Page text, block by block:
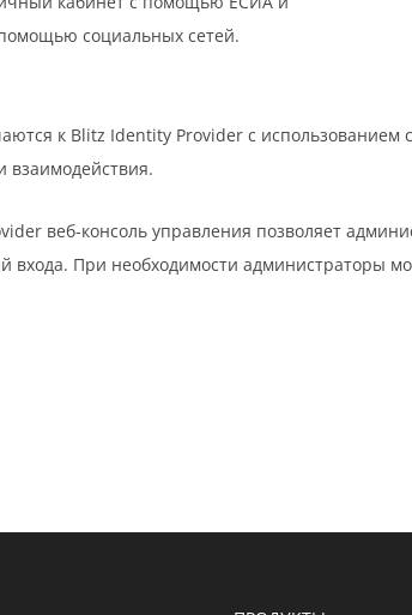
социальных сетей.
к Blitz Identity Provider с использованием
взаимодействия.
веб-консоль управления позволяет
входа. При необходимости администраторы